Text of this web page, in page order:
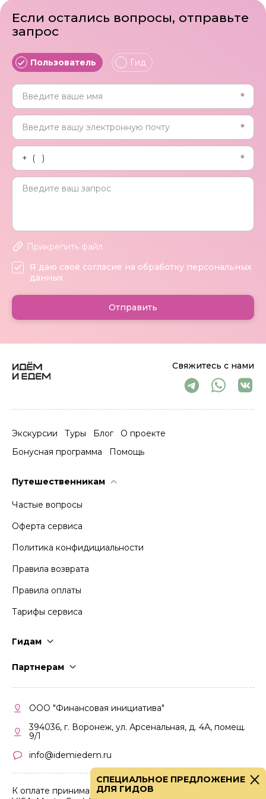
Свяжитесь с нами
Экскурсии Туры Блог
О проекте
Бонусная программа
Помощь
Путешественникам
Частые вопросы
Оферта сервиса
Политика конфидициальности
Правила возврата
Правила оплаты
Тарифы сервиса
Гидам
Партнерам
Кабинет партнера
Правила участия
ООО "Финансовая инициатива"
394036, г. Воронеж, ул. Арсенальная, д. 4А, помещ.
9/1
info@idemiedem.ru
К оплате принимаются карты
Если остались вопросы, отправьте
запрос
Пользователь Гид
Прикрепить файл
Я даю своё согласие на обработку персональных
данных
Отправить
СПЕЦИАЛЬНОЕ ПРЕДЛОЖЕНИЕ
ДЛЯ ГИДОВ